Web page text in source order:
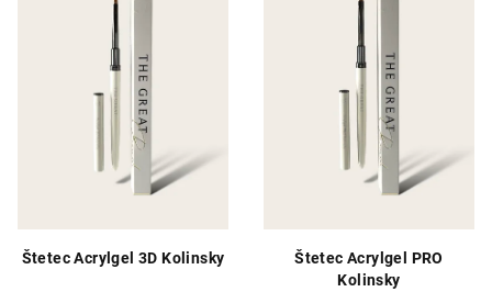
Štetec Acrylgel 3D Kolinsky
Štetec Acrylgel PRO
Kolinsky